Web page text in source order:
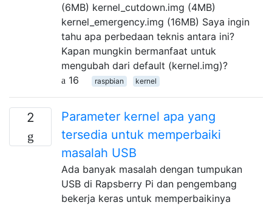
(6MB) kernel_cutdown.img (4MB)
kernel_emergency.img (16MB) Saya ingin
tahu apa perbedaan teknis antara ini?
Kapan mungkin bermanfaat untuk
mengubah dari default (kernel.img)?
16
raspbian kernel
2
Parameter kernel apa yang
tersedia untuk memperbaiki
masalah USB
Ada banyak masalah dengan tumpukan
USB di Rapsberry Pi dan pengembang
bekerja keras untuk memperbaikinya